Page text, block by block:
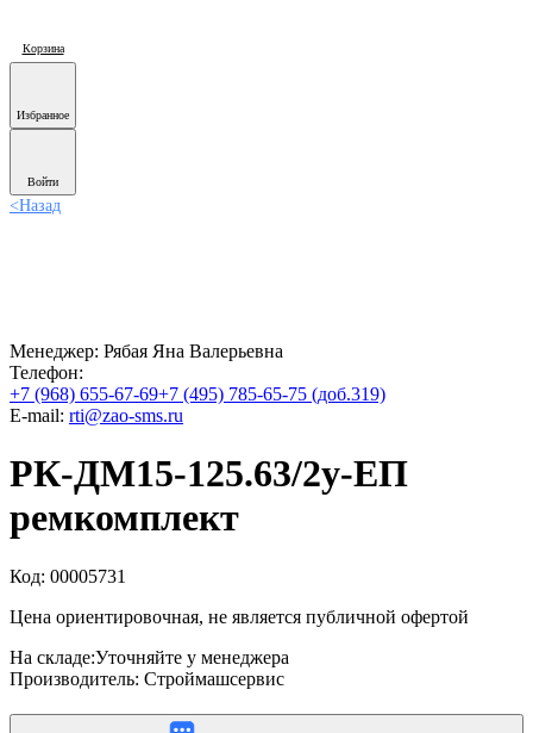
Корзина
Избранное
Войти
<Назад
Менеджер: Рябая Яна Валерьевна
Телефон:
+7 (968) 655-67-69+7 (495) 785-65-75 (доб.319)
E-mail: rti@zao-sms.ru
РК-ДМ15-125.63/2у-ЕП
ремкомплект
Код: 00005731
Цена ориентировочная, не является публичной офертой
На складе:Уточняйте у менеджера
Производитель: Строймашсервис